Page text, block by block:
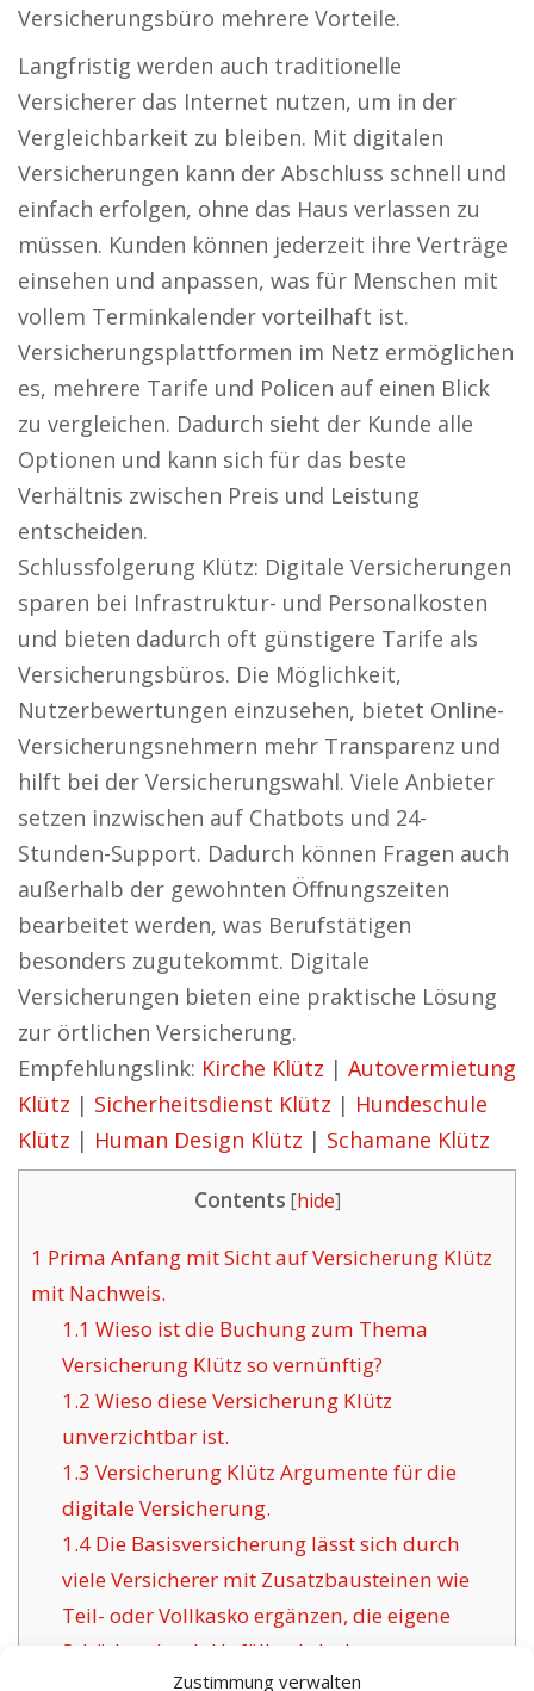
Zustimmung verwalten
Versicherungsbüro mehrere Vorteile.
Langfristig werden auch traditionelle
Versicherer das Internet nutzen, um in der
Vergleichbarkeit zu bleiben. Mit digitalen
Versicherungen kann der Abschluss schnell und
einfach erfolgen, ohne das Haus verlassen zu
müssen. Kunden können jederzeit ihre Verträge
einsehen und anpassen, was für Menschen mit
vollem Terminkalender vorteilhaft ist.
Versicherungsplattformen im Netz ermöglichen
es, mehrere Tarife und Policen auf einen Blick
zu vergleichen. Dadurch sieht der Kunde alle
Optionen und kann sich für das beste
Verhältnis zwischen Preis und Leistung
entscheiden.
Schlussfolgerung Klütz: Digitale Versicherungen
sparen bei Infrastruktur- und Personalkosten
und bieten dadurch oft günstigere Tarife als
Versicherungsbüros. Die Möglichkeit,
Nutzerbewertungen einzusehen, bietet Online-
Versicherungsnehmern mehr Transparenz und
hilft bei der Versicherungswahl. Viele Anbieter
setzen inzwischen auf Chatbots und 24-
Stunden-Support. Dadurch können Fragen auch
außerhalb der gewohnten Öffnungszeiten
bearbeitet werden, was Berufstätigen
besonders zugutekommt. Digitale
Versicherungen bieten eine praktische Lösung
zur örtlichen Versicherung.
Empfehlungslink: Kirche Klütz | Autovermietung
Klütz | Sicherheitsdienst Klütz | Hundeschule
Klütz | Human Design Klütz | Schamane Klütz
Contents [hide]
1 Prima Anfang mit Sicht auf Versicherung Klütz
mit Nachweis.
1.1 Wieso ist die Buchung zum Thema
Versicherung Klütz so vernünftig?
1.2 Wieso diese Versicherung Klütz
unverzichtbar ist.
1.3 Versicherung Klütz Argumente für die
digitale Versicherung.
1.4Die Basisversicherung lässt sich durch
viele Versicherer mit Zusatzbausteinen wie
Teil- oder Vollkasko ergänzen, die eigene
Schäden durch Unfälle abdecken.